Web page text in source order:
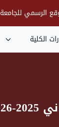
الرسمي للجامعة
الكلية